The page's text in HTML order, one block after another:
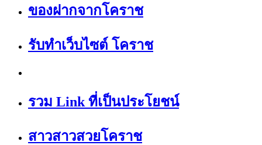
ของฝากจากโคราช
รับทำเว็บไซต์ โคราช
รวม Link ที่เป็นประโยชน์
สาวสาวสวยโคราช